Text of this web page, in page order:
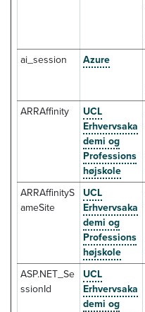
ai_session Azure
ARRAffinity
UCL
Erhvervsaka
demi og
Professions
højskole
ARRAffinityS
ameSite
UCL
Erhvervsaka
demi og
Professions
højskole
ASP.NET_Se
ssionId
UCL
Erhvervsaka
demi og